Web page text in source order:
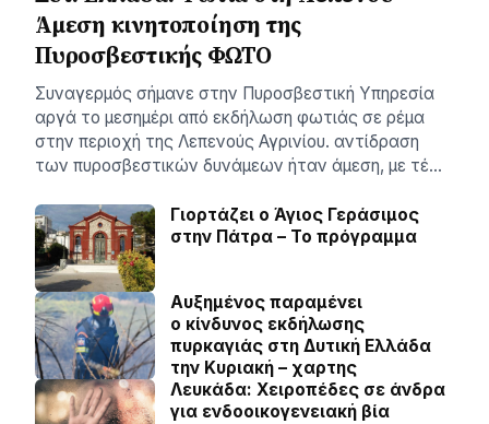
Άμεση κινητοποίηση της
Πυροσβεστικής ΦΩΤΟ
Συναγερμός σήμανε στην Πυροσβεστική Υπηρεσία
αργά το μεσημέρι από εκδήλωση φωτιάς σε ρέμα
στην περιοχή της Λεπενούς Αγρινίου. αντίδραση
των πυροσβεστικών δυνάμεων ήταν άμεση, με τέ…
Γιορτάζει ο Άγιος Γεράσιμος
στην Πάτρα – Το πρόγραμμα
Αυξημένος παραμένει
ο κίνδυνος εκδήλωσης
πυρκαγιάς στη Δυτική Ελλάδα
την Κυριακή – χαρτης
Λευκάδα: Χειροπέδες σε άνδρα
για ενδοοικογενειακή βία